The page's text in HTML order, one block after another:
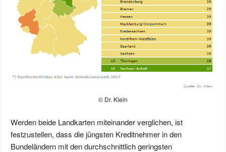
© Dr. Klein
Werden beide Landkarten miteinander verglichen, ist
festzustellen, dass die jüngsten Kreditnehmer in den
Bundeländern mit den durchschnittlich geringsten